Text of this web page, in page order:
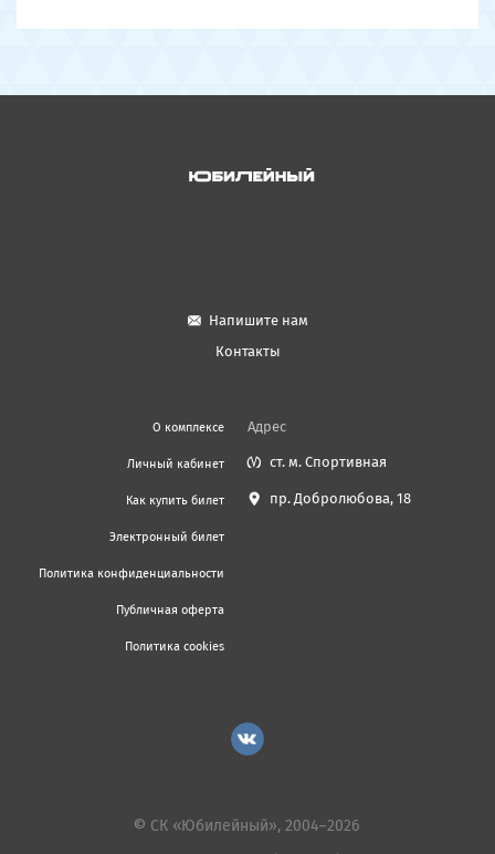
Напишите нам
Контакты
О комплексе
Личный кабинет
Как купить билет
Электронный билет
Политика конфиденциальности
Публичная оферта
Политика cookies
Адрес
ст. м. Спортивная
пр. Добролюбова, 18
© СК «Юбилейный», 2004–2026